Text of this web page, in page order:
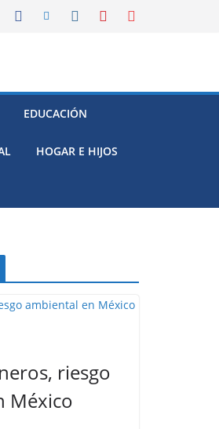
EDUCACIÓN
HOGAR E HIJOS
riesgo
México